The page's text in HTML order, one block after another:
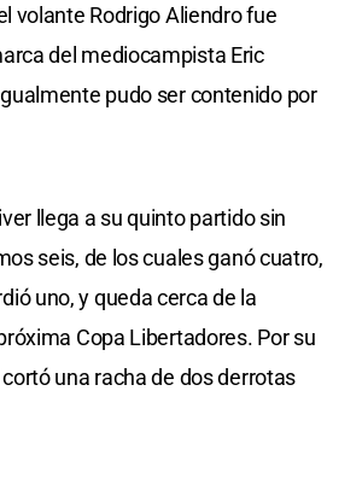
volante Rodrigo Aliendro fue
del mediocampista Eric
pudo ser contenido por
llega a su quinto partido sin
seis, de los cuales ganó cuatro,
uno, y queda cerca de la
Copa Libertadores. Por su
cortó una racha de dos derrotas